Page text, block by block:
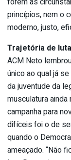
princípios, nem o
moderno, justo,
Trajetória de luta
ACM Neto
único ao qual já
da juventude da
musculatura ainda
campanha para
difíceis foi o de
quando o
ameaçado. “Não